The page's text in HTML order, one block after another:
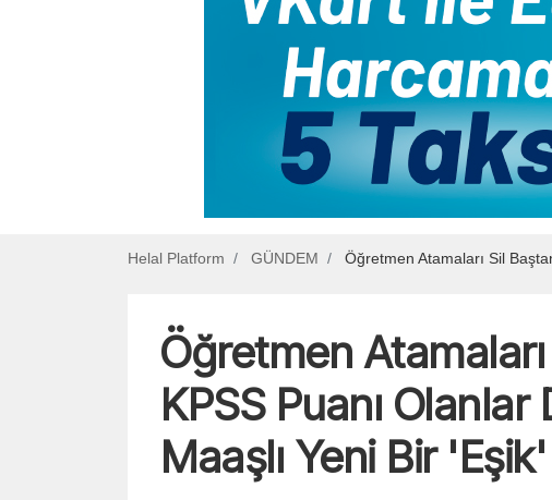
Helal Platform GÜNDEM Öğretmen Atamaları Sil
Öğretmen
KPSS Puanı
Maaşlı Yeni Bir